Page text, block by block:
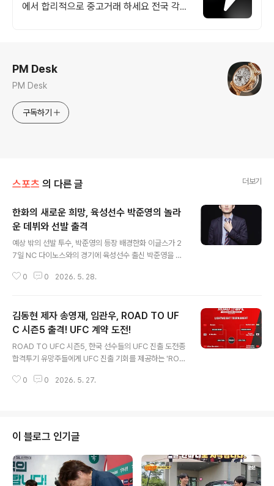
에서 합리적으로 중고거래 하세요 전국 각지
PM Desk
PM Desk
구독하기
스포츠 의 다른 글 더보기
한화의 새로운 희망, 육성선수 박준영의 놀라
운 데뷔와 선발 출격
예상 밖의 선발 투수, 박준영의 등장 배경한화 이글스가 2
7일 NC 다이노스와의 경기에 육성선수 출신 박준영을 선
서 대신 사이드암 박준영이 기회를 얻게 되었습니다. 박준
기록적인 선발승박준영은 지난 5월 10일 LG 트윈스와의
1군 데뷔전에서 선발 투수로 등판하여 5이닝 무실점의 완
벽투를 선보이며 승리 투수가 되었습니다. 이는 KBO 리그
통산 36번째, 한화 이글스 소속으로는 4번째이자 육성선
수 출신으로는 최초의 기록입니다. 박준영은 지명받지 못
한 아쉬움을 딛고 꾸준히 노력해온 결과라며 감사함을 표
0 0 2026. 5. 28.
김동현 제자 송영재, 임관우, ROAD TO UF
C 시즌5 출격! UFC 계약 도전!
ROAD TO UFC 시즌5, 한국 선수들의 UFC 진출 도전종
합격투기 유망주들에게 UFC 진출 기회를 제공하는 'ROA
재와 임관우 선수가 UFC 계약을 향한 첫걸음을 내딛습니
하며, 팀 동료의 패배를 설욕하겠다는 강한 의지를 보입니
다. 장신 파이터 임관우 선수는 레슬링 기반의 아허장 아이
리누얼과 맞붙으며, UFC 챔피언이라는 꿈을 향한 시작을
다짐합니다. 두 선수 모두 화끈한 승리를 자신하고 있습니
다. UFC 진출을 향한 기대감과 전망송영재와 임관우 선수
0 0 2026. 5. 27.
이 블로그 인기글